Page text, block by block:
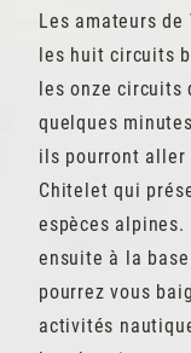
Les amateurs
les huit circuits
les onze circuits
quelques
ils pourront
Chitelet qui
espèces alpines.
ensuite à la
pourrez vous
activités